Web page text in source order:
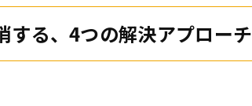
る、4つの解決アプローチ